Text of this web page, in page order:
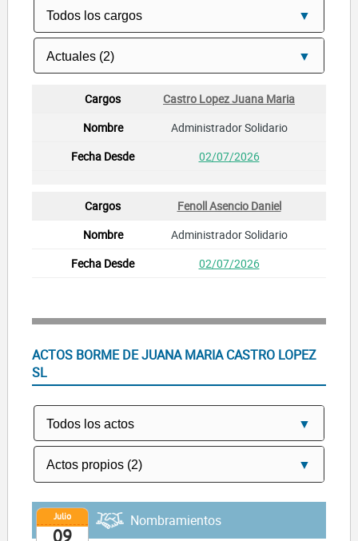
Castro Lopez Juana Maria
Administrador Solidario
02/07/2026
Fenoll Asencio Daniel
Administrador Solidario
02/07/2026
ACTOS BORME DE JUANA MARIA CASTRO LOPEZ
SL
Julio
09
Nombramientos